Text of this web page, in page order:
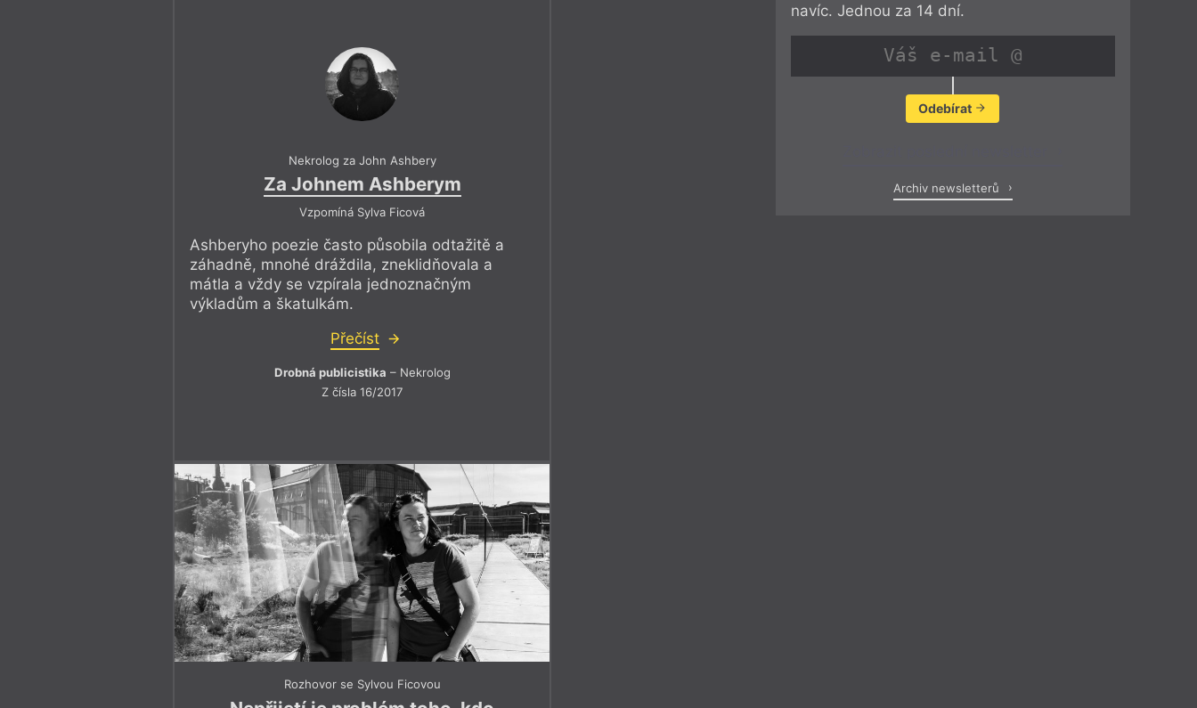
Nekrolog za John Ashbery
Za Johnem Ashberym
Vzpomíná Sylva Ficová
Ashberyho poezie často působila odtažitě a
záhadně, mnohé dráždila, zneklidňovala a
mátla a vždy se vzpírala jednoznačným
výkladům a škatulkám.
Přečíst
Drobná publicistika – Nekrolog
Z čísla 16/2017
Rozhovor se Sylvou Ficovou
navíc. Jednou za 14 dní.
Odebírat
Archiv newsletterů